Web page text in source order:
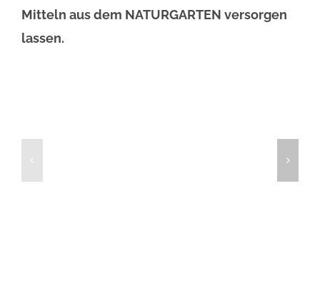
Mitteln aus dem NATURGARTEN versorgen
lassen.